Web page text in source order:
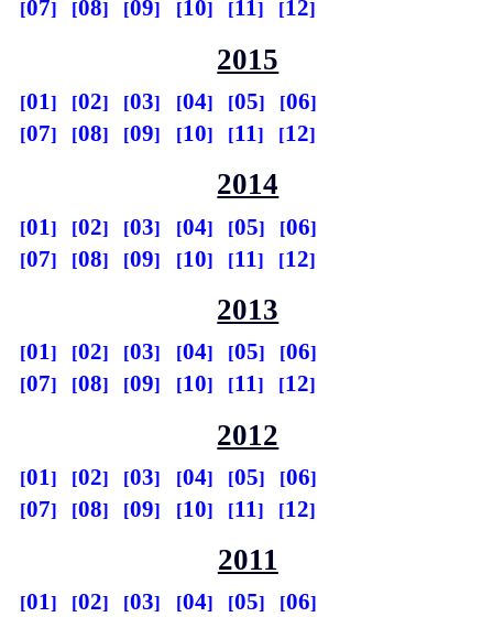
07
08 09 10 11 12
2015
01 02 03 04 05
06
07
08 09 10 11 12
2014
01 02 03 04 05
06
07
08 09 10 11 12
2013
01 02 03 04 05
06
07
08 09 10 11 12
2012
01 02 03 04 05
06
07
08 09 10 11 12
2011
01 02 03 04 05
06